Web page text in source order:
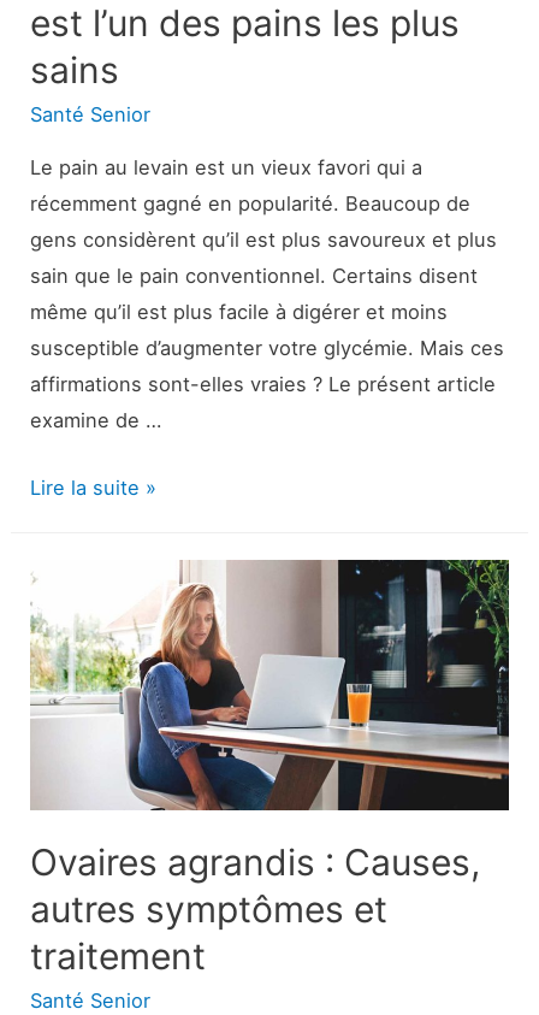
et
plus
est l’un des pains les plus
sains
Santé Senior
Le pain au levain est un vieux favori qui a
récemment gagné en popularité. Beaucoup de
gens considèrent qu’il est plus savoureux et plus
sain que le pain conventionnel. Certains disent
même qu’il est plus facile à digérer et moins
susceptible d’augmenter votre glycémie. Mais ces
affirmations sont-elles vraies ? Le présent article
examine de …
Pourquoi
levain
est
l’un
les
plus
sains
Lire la suite »
Ovaires agrandis : Causes,
autres symptômes et
traitement
Santé Senior